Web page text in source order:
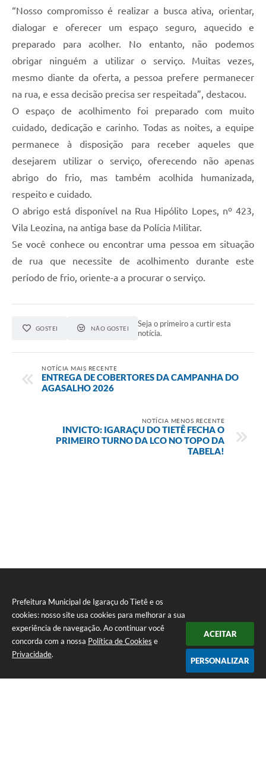
Prefeitura Municipal de Igaraçu do Tietê e os
cookies: nosso site usa cookies para melhorar a sua
experiência de navegação. Ao continuar você
concorda com a nossa Política de Cookies e
Privacidade.
ACEITAR
PERSONALIZAR
“Nosso compromisso é realizar a busca ativa, orientar,
dialogar e oferecer um espaço seguro, aquecido e
preparado para acolher. No entanto, não podemos
obrigar ninguém a utilizar o serviço. Muitas vezes,
mesmo diante da oferta, a pessoa prefere permanecer
na rua, e essa decisão precisa ser respeitada”, destacou.
O espaço de acolhimento foi preparado com muito
cuidado, dedicação e carinho. Todas as noites, a equipe
permanece à disposição para receber aqueles que
desejarem utilizar o serviço, oferecendo não apenas
abrigo do frio, mas também acolhida humanizada,
respeito e cuidado.
O abrigo está disponível na Rua Hipólito Lopes, nº 423,
Vila Leozina, na antiga base da Polícia Militar.
Se você conhece ou encontrar uma pessoa em situação
de rua que necessite de acolhimento durante este
período de frio, oriente-a a procurar o serviço.
GOSTEI NÃO GOSTEI
Seja o primeiro a curtir esta
notícia.
NOTÍCIA MAIS RECENTE
ENTREGA DE COBERTORES DA CAMPANHA DO
AGASALHO 2026
NOTÍCIA MENOS RECENTE
INVICTO: IGARAÇU DO TIETÊ FECHA O
PRIMEIRO TURNO DA LCO NO TOPO DA
TABELA!